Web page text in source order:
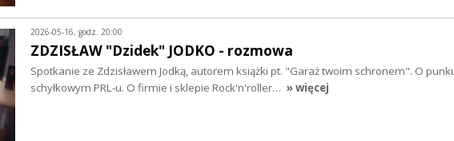
2026-05-16, godz. 20:00
ZDZISŁAW "Dzidek" JODKO - rozmowa
Spotkanie ze Zdzisławem Jodką, autorem książki pt. "Garaż twoim schronem". O
schyłkowym PRL-u. O firmie i sklepie Rock'n'roller… » więcej